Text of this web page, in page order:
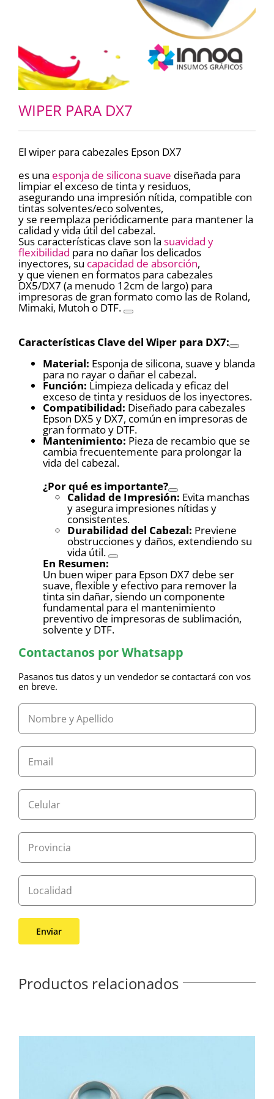
WIPER PARA DX7
El wiper para cabezales Epson DX7
es una esponja de silicona suave diseñada para
limpiar el exceso de tinta y residuos,
asegurando una impresión nítida, compatible con
tintas solventes/eco solventes,
y se reemplaza periódicamente para mantener la
calidad y vida útil del cabezal.
Sus características clave son la suavidad y
flexibilidad para no dañar los delicados
inyectores, su capacidad de absorción,
y que vienen en formatos para cabezales
DX5/DX7 (a menudo 12cm de largo) para
impresoras de gran formato como las de Roland,
Mimaki, Mutoh o DTF.
Características Clave del Wiper para DX7:
Material: Esponja de silicona, suave y blanda
para no rayar o dañar el cabezal.
Función: Limpieza delicada y eficaz del
exceso de tinta y residuos de los inyectores.
Compatibilidad: Diseñado para cabezales
Epson DX5 y DX7, común en impresoras de
gran formato y DTF.
Mantenimiento: Pieza de recambio que se
cambia frecuentemente para prolongar la
vida del cabezal.
¿Por qué es importante?
Calidad de Impresión: Evita manchas
y asegura impresiones nítidas y
consistentes.
Durabilidad del Cabezal: Previene
obstrucciones y daños, extendiendo su
vida útil.
En Resumen:
Un buen wiper para Epson DX7 debe ser
suave, flexible y efectivo para remover la
tinta sin dañar, siendo un componente
fundamental para el mantenimiento
preventivo de impresoras de sublimación,
solvente y DTF.
Contactanos por Whatsapp
Pasanos tus datos y un vendedor se contactará con vos
en breve.
Productos relacionados